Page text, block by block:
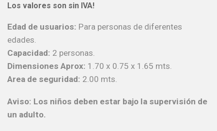
Los valores son sin IVA!
Edad de usuarios: Para personas de diferentes
edades.
Capacidad: 2 personas.
Dimensiones Aprox: 1.70 x 0.75 x 1.65 mts.
Area de seguridad: 2.00 mts.
Aviso: Los niños deben estar bajo la supervisión de
un adulto.